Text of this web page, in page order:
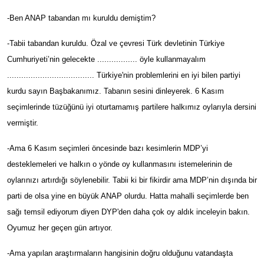
-Ben ANAP tabandan mı kuruldu demiştim?
-Tabii tabandan kuruldu. Özal ve çevresi Türk devletinin Türkiye
Cumhuriyeti’nin gelecekte ................. öyle kullanmayalım
..................................... Türkiye'nin problemlerini en iyi bilen partiyi
kurdu sayın Başbakanımız. Tabanın sesini dinleyerek. 6 Kasım
seçimlerinde tüzüğünü iyi oturtamamış partilere halkımız oylarıyla dersini
vermiştir.
-Ama 6 Kasım seçimleri öncesinde bazı kesimlerin MDP’yi
desteklemeleri ve halkın o yönde oy kullanmasını istemelerinin de
oylarınızı artırdığı söylenebilir. Tabii ki bir fikirdir ama MDP’nin dışında bir
parti de olsa yine en büyük ANAP olurdu. Hatta mahalli seçimlerde ben
sağı temsil ediyorum diyen DYP'den daha çok oy aldık inceleyin bakın.
Oyumuz her geçen gün artıyor.
-Ama yapılan araştırmaların hangisinin doğru olduğunu vatandaşta